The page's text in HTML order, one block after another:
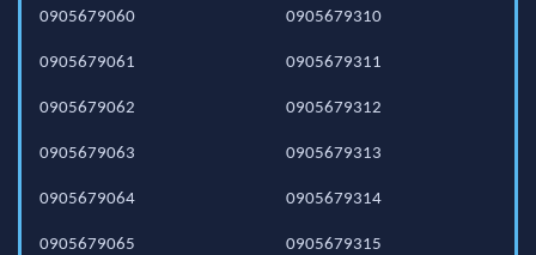
0905679060
0905679061
0905679062
0905679063
0905679064
0905679065
0905679310
0905679311
0905679312
0905679313
0905679314
0905679315